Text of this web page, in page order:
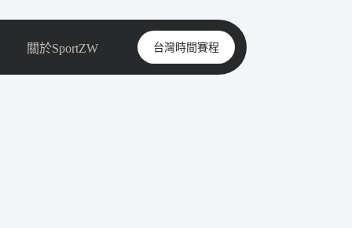
關於SportZW 台灣時間賽程